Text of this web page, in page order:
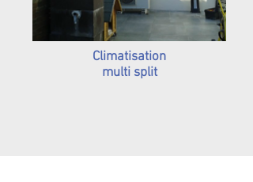
Climatisation
multi split